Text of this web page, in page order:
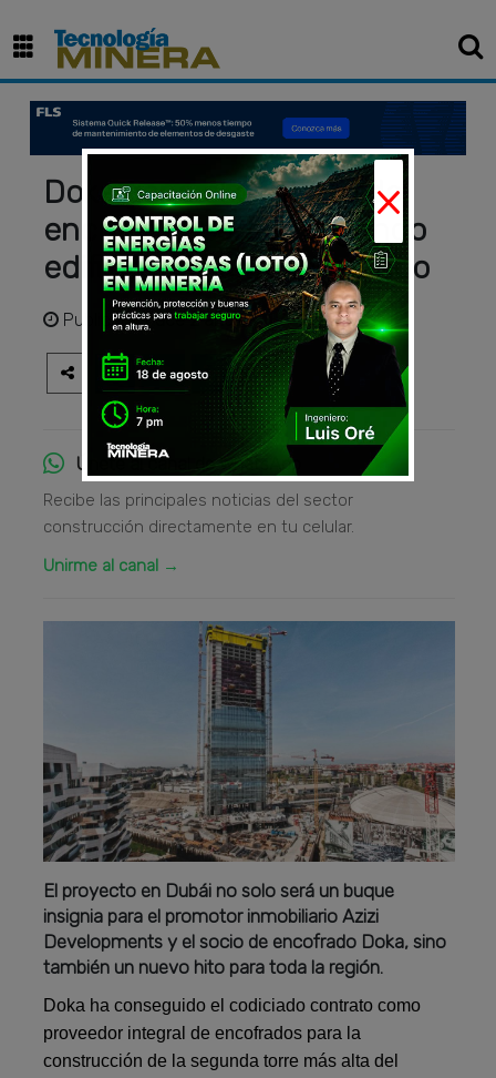
Doka gana el contrato de
encofrado para el segundo
edificio más alto del mundo
Publicadohace 2 años
Únete al canal de WhatsApp
Recibe las principales noticias del sector
construcción directamente en tu celular.
Unirme al canal →
El proyecto en Dubái no solo será un buque
insignia para el promotor inmobiliario Azizi
Developments y el socio de encofrado Doka, sino
también un nuevo hito para toda la región.
Doka ha conseguido el codiciado contrato como
proveedor integral de encofrados para la
construcción de la segunda torre más alta del
×